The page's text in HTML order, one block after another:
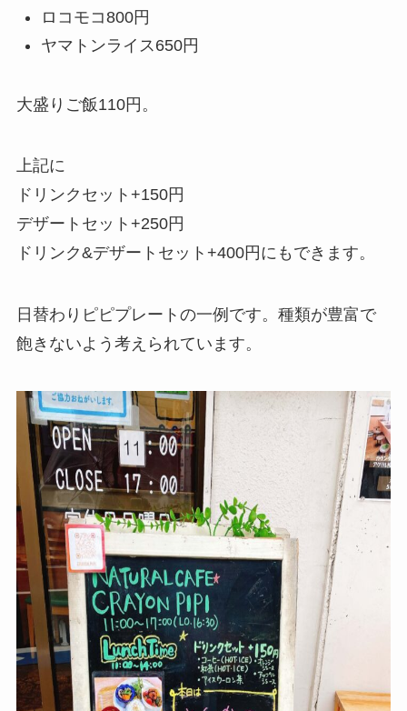
ロコモコ800円
ヤマトンライス650円
大盛りご飯110円。
上記に
ドリンクセット+150円
デザートセット+250円
ドリンク&デザートセット+400円にもできます。
日替わりピピプレートの一例です。種類が豊富で
飽きないよう考えられています。